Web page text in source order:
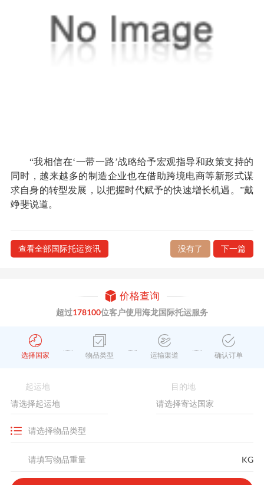
“我相信在‘一带一路’战略给予宏观指导和政策支持的
同时，越来越多的制造企业也在借助跨境电商等新形式谋
求自身的转型发展，以把握时代赋予的快速增长机遇。”戴
竫斐说道。
查看全部国际托运资讯 没有了 下一篇
价格查询
超过178100位客户使用海龙国际托运服务
选择国家 物品类型 运输渠道 确认订单
起运地 目的地
KG